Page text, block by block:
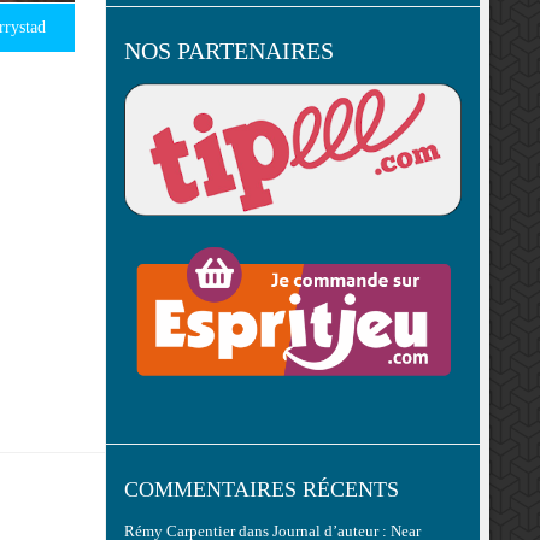
NOS PARTENAIRES
COMMENTAIRES RÉCENTS
Rémy Carpentierdans Journal d’auteur : Near